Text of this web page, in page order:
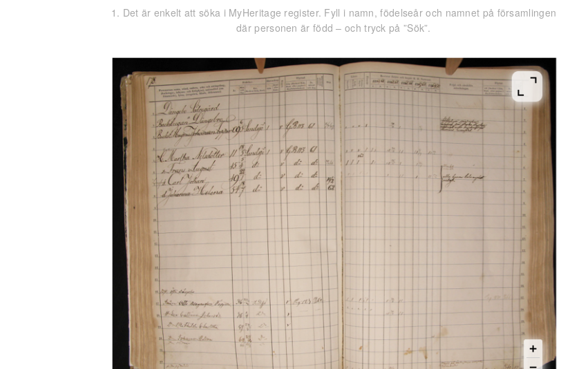
1. Det är enkelt att söka i MyHeritage register. Fyll i namn, födelseår och namnet på församlingen
där personen är född – och tryck på ”Sök”.